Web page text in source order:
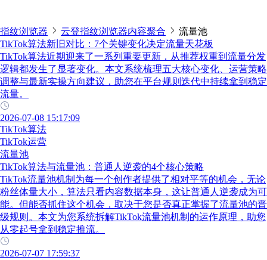
指纹浏览器 云登指纹浏览器内容聚合
流量池
TikTok算法新旧对比：7个关键变化决定流量天花板
TikTok算法近期迎来了一系列重要更新，从推荐权重到流量分发
逻辑都发生了显著变化。本文系统梳理五大核心变化、运营策略
调整与最新实操方向建议，助您在平台规则迭代中持续拿到稳定
流量。
2026-07-08 15:17:09
TikTok算法
TikTok运营
流量池
TikTok算法与流量池：普通人逆袭的4个核心策略
TikTok流量池机制为每一个创作者提供了相对平等的机会，无论
粉丝体量大小，算法只看内容数据本身，这让普通人逆袭成为可
能。但能否抓住这个机会，取决于您是否真正掌握了流量池的晋
级规则。本文为您系统拆解TikTok流量池机制的运作原理，助您
从零起号拿到稳定推流。
2026-07-07 17:59:37